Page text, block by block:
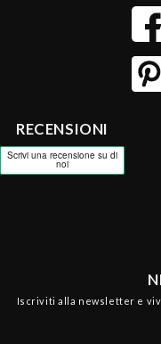
RECENSIONI
Iscriviti alla newsletter e